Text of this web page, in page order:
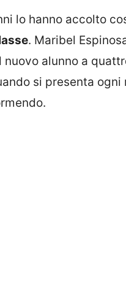
lo hanno accolto
. Maribel
alunno a
si presenta